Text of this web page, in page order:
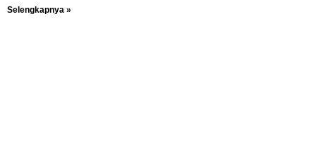
Selengkapnya »